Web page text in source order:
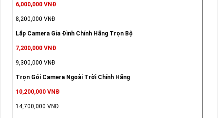
6,000,000 VNĐ
8,200,000 VNĐ
Lắp Camera Gia Đình Chính Hãng Trọn Bộ
7,200,000 VNĐ
9,300,000 VNĐ
Trọn Gói Camera Ngoài Trời Chính Hãng
10,200,000 VNĐ
14,700,000 VNĐ